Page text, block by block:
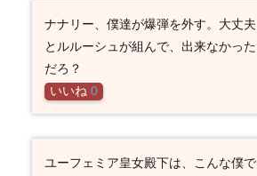
ナナリー、僕達が爆弾を外す。大丈
とルルーシュが組んで、出来なかっ
だろ？
いいね 0
ユーフェミア皇女殿下は、こんな僕